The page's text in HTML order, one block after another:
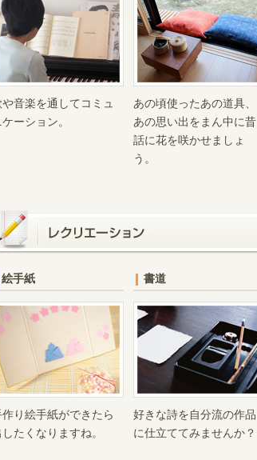
や音楽を通してコミュ
ケーション。
あの頃使ったあの道具、
あの思い出をまん中に昔
話に花を咲かせましょ
う。
絵手紙
作り絵手紙ができたら
したくなりますね。
書道
好きな詩を自分流の作品
に仕立ててみませんか？